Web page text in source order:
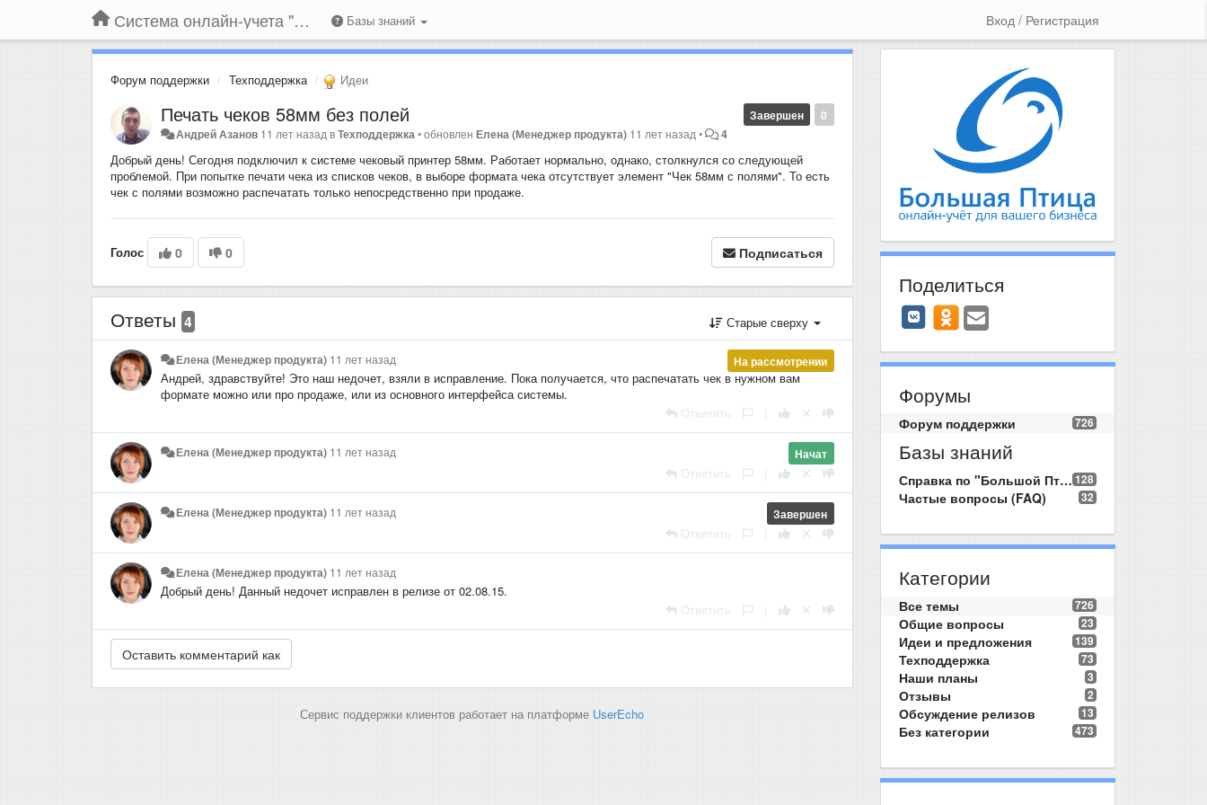
Система онлайн-учета "Большая Птица" Базы знаний Вход / Регистрация
Форум поддержки Техподдержка Идеи
0
Завершен
Печать чеков 58мм без полей
Андрей Азанов 11 лет назад вТехподдержка •обновленЕлена (Менеджер продукта) 11 лет назад • 4
Добрый день! Сегодня подключил к системе чековый принтер 58мм. Работает нормально, однако, столкнулся со следующей
проблемой. При попытке печати чека из списков чеков, в выборе формата чека отсутствует элемент "Чек 58мм с полями". То есть
чек с полями возможно распечатать только непосредственно при продаже.
Голос 0 0 Подписаться
Ответы 4 Старые сверху
На рассмотрении
Елена (Менеджер продукта) 11 лет назад
Андрей, здравствуйте! Это наш недочет, взяли в исправление. Пока получается, что распечатать чек в нужном вам
формате можно или про продаже, или из основного интерфейса системы.
Ответить
Начат
Елена (Менеджер продукта) 11 лет назад
Ответить
Завершен
Елена (Менеджер продукта) 11 лет назад
Ответить
Елена (Менеджер продукта) 11 лет назад
Добрый день! Данный недочет исправлен в релизе от 02.08.15.
Ответить
Сервис поддержки клиентов работает на платформе UserEcho
Поделиться
Форумы
726
Форум поддержки
Базы знаний
128
Справка по "Большой Птице"
32
Частые вопросы (FAQ)
Категории
726
Все темы
23
Общие вопросы
139
Идеи и предложения
73
Техподдержка
3
Наши планы
2
Отзывы
13
Обсуждение релизов
473
Без категории